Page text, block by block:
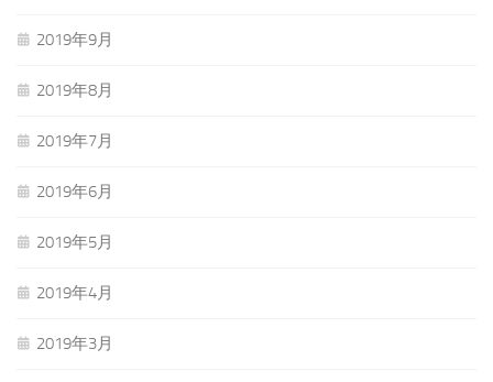
2019年9月
2019年8月
2019年7月
2019年6月
2019年5月
2019年4月
2019年3月